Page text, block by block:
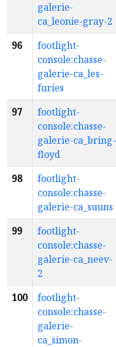
galerie-
ca_leonie-gray-2
96
footlight-
console:chasse-
galerie-ca_les-
furies
97
footlight-
console:chasse-
galerie-ca_bring-
floyd
98
footlight-
console:chasse-
galerie-ca_suuns
99
footlight-
console:chasse-
galerie-ca_neev-
2
100
footlight-
console:chasse-
galerie-
ca_simon-